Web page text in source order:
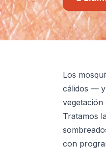
Los
cálidos — y
Tratamos
con